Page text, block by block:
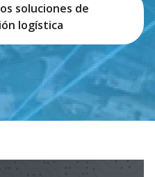
soluciones de
logística